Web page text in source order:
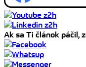
Ak sa Ti článok páčil,